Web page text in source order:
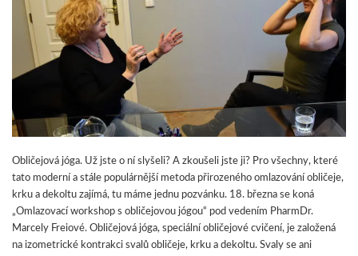
Obličejová jóga. Už jste o ní slyšeli? A zkoušeli jste ji? Pro všechny, které
tato moderní a stále populárnější metoda přirozeného omlazování obličeje,
krku a dekoltu zajímá, tu máme jednu pozvánku. 18. března se koná
„Omlazovací workshop s obličejovou jógou“ pod vedením PharmDr.
Marcely Freiové. Obličejová jóga, speciální obličejové cvičení, je založená
na izometrické kontrakci svalů obličeje, krku a dekoltu. Svaly se ani